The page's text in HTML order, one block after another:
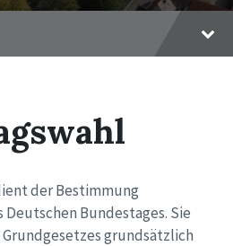
der Bestimmung
Bundestages. Sie
Grundgesetzes grundsätzlich